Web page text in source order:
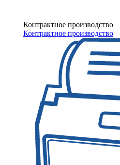
Контрактное производство
Контрактное производство